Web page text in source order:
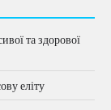
та здорової
еліту